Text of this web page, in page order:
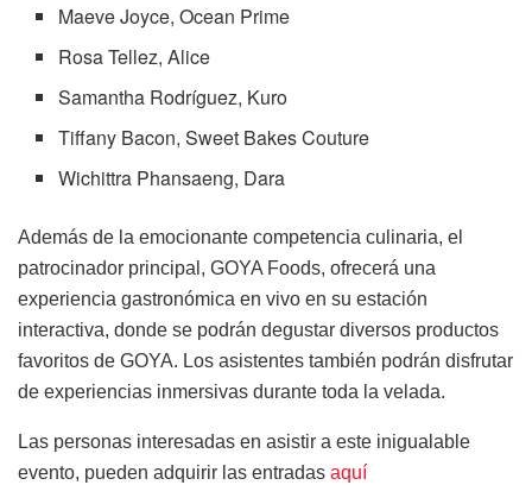
Maeve Joyce, Ocean Prime
Rosa Tellez, Alice
Samantha Rodríguez, Kuro
Tiffany Bacon, Sweet Bakes Couture
Wichittra Phansaeng, Dara
Además de la emocionante competencia culinaria, el
patrocinador principal, GOYA Foods, ofrecerá una
experiencia gastronómica en vivo en su estación
interactiva, donde se podrán degustar diversos productos
favoritos de GOYA. Los asistentes también podrán disfrutar
de experiencias inmersivas durante toda la velada.
Las personas interesadas en asistir a este inigualable
evento, pueden adquirir las entradas aquí